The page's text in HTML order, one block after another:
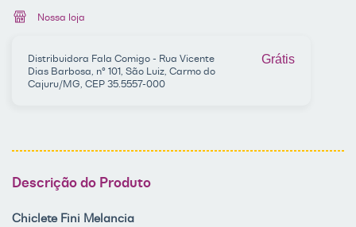
Nossa loja
Distribuidora Fala Comigo - Rua Vicente
Dias Barbosa, nº 101, São Luiz, Carmo do
Cajuru/MG, CEP 35.5557-000
Grátis
Descrição do Produto
Chiclete Fini Melancia